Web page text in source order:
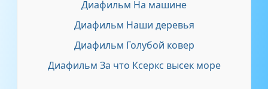
Диафильм На машине
Диафильм Наши деревья
Диафильм Голубой ковер
Диафильм За что Ксеркс высек море